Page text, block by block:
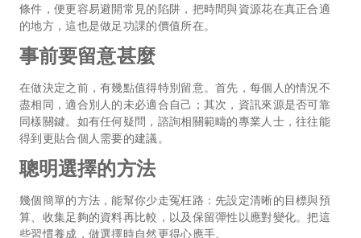
條件，便更容易避開常見的陷阱，把時間與資源花在真正合適
的地方，這也是做足功課的價值所在。
事前要留意甚麼
在做決定之前，有幾點值得特別留意。首先，每個人的情況不
盡相同，適合別人的未必適合自己；其次，資訊來源是否可靠
同樣關鍵。如有任何疑問，諮詢相關範疇的專業人士，往往能
得到更貼合個人需要的建議。
聰明選擇的方法
幾個簡單的方法，能幫你少走冤枉路：先設定清晰的目標與預
算、收集足夠的資料再比較，以及保留彈性以應對變化。把這
些習慣養成，做選擇時自然更得心應手。